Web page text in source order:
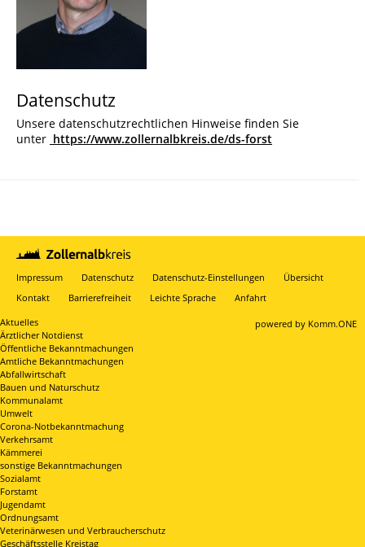
Datenschutz
Unsere datenschutzrechtlichen Hinweise finden Sie
unter https://www.zollernalbkreis.de/ds-forst
Impressum Datenschutz Datenschutz-Einstellungen
Übersicht
Kontakt
Barrierefreiheit Leichte Sprache Anfahrt
powered by Komm.ONE
Aktuelles
Ärztlicher Notdienst
Öffentliche Bekanntmachungen
Amtliche Bekanntmachungen
Abfallwirtschaft
Bauen und Naturschutz
Kommunalamt
Umwelt
Corona-Notbekanntmachung
Verkehrsamt
Kämmerei
sonstige Bekanntmachungen
Sozialamt
Forstamt
Jugendamt
Ordnungsamt
Veterinärwesen und Verbraucherschutz
Geschäftsstelle Kreistag